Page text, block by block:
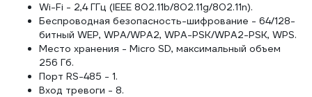
Wi-Fi - 2,4 ГГц (IEEE 802.11b/802.11g/802.11n).
Беспроводная безопасность-шифрование - 64/128-
битный WEP, WPA/WPA2, WPA-PSK/WPA2-PSK, WPS.
Место хранения - Micro SD, максимальный объем
256 Гб.
Порт RS-485 - 1.
Вход тревоги - 8.